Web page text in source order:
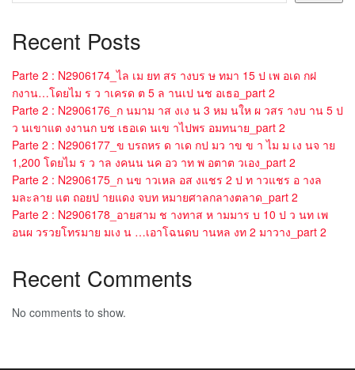
Recent Posts
Parte 2 : N2906174_ไล เม ยท สร างบร ษ ทมา 15 ป เพ อเด กฝ
กงาน…โดยไม ร ว าเครด ต 5 ล านเป นช อเธอ_part 2
Parte 2 : N2906176_ก นมาม าส งเง น 3 หม นให ผ วสร างบ าน 5 ป
ว นเขาแต งงานก บช เธอเด นเข าไปพร อมทนาย_part 2
Parte 2 : N2906177_ข บรถหร ด าเด กป มว าข ข า ไม ม เง นจ าย
1,200 โดยไม ร ว าล งคนน นค อว าท พ อตาต วเอง_part 2
Parte 2 : N2906175_ก นข าวเหล อส งแชร 2 ป ท าวแชร อ างล
มละลาย แต ถอยป ายแดง จบท หมายศาลกลางตลาด_part 2
Parte 2 : N2906178_อายสาม ช างทาส ห ามมาร บ 10 ป ว นท เพ
อนผ วรวยโทรมาย มเง น …เอาโฉนดบ านหล งท 2 มาวาง_part 2
Recent Comments
No comments to show.